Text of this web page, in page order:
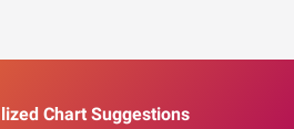
Chart Suggestions